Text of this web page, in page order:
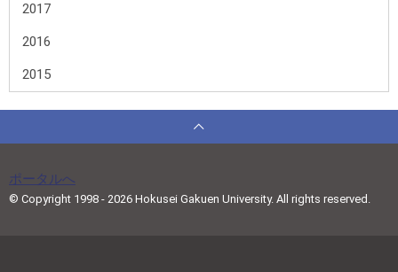
2017
2016
2015
ポータルへ
© Copyright 1998 - 2026 Hokusei Gakuen University. All rights reserved.